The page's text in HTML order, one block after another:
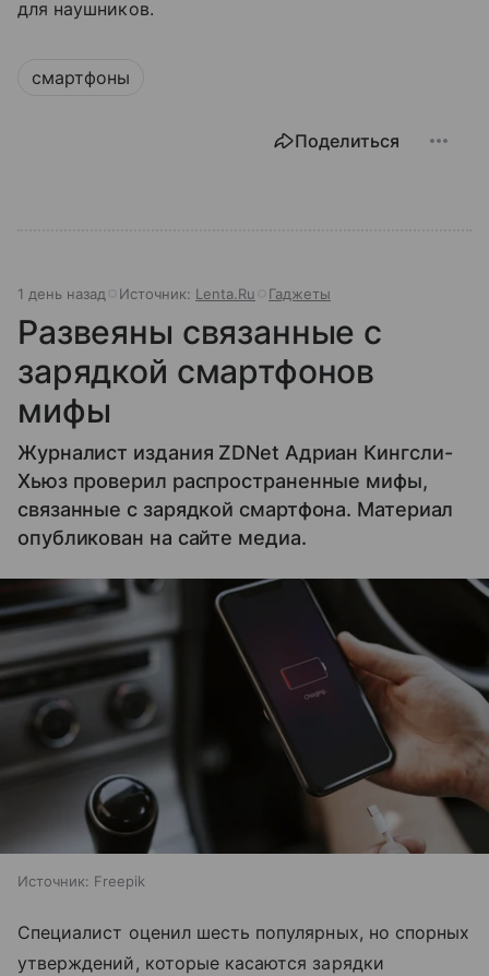
для наушников.
смартфоны
Поделиться
1 день назад Источник: Lenta.Ru Гаджеты
Развеяны связанные с
зарядкой смартфонов
мифы
Журналист издания ZDNet Адриан Кингсли-
Хьюз проверил распространенные мифы,
связанные с зарядкой смартфона. Материал
опубликован на сайте медиа.
Источник: Freepik
Специалист оценил шесть популярных, но спорных
утверждений, которые касаются зарядки